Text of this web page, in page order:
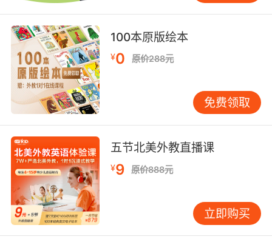
在操作术语方面，“Clear”（清空）和“Rescan”
（重新扫描）是安检人员常用的指令。当行李内
含有疑似违禁品时，安检人员可能会要求旅客
“Clear the contents of your bag.”（清空您的包
内物品），以便进行更详细的检查。而“Rescan”
则意味着需要对某件物品或某个区域进行再次扫
描，以确保无遗漏。
三、设备功能与安检流程解析
深入理解安检设备的功能与安检流程，是提升安
检效率、保障航班安全的关键。在英语机场安检
模拟中，我们不仅要学习设备的英文名称与操作
术语，更要了解它们在整个安检流程中的作用。
以X光机为例，其不仅能够检测行李内的金属物
100本原版绘本
¥0 原价288元
免费领取
五节北美外教直播课
¥9 原价888元
立即购买